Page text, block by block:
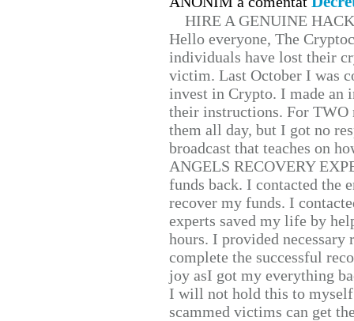
HIRE A GENUINE
Hello everyone, The
individuals have lost their
victim. Last October I was
invest in Crypto. I made
their instructions. For TWO
them all day, but I got no
broadcast that teaches on
ANGELS RECOVERY
funds back. I contacted the
recover my funds. I
experts saved my life by
hours. I provided
complete the successful
joy asI got my everything
I will not hold this to
scammed victims can get